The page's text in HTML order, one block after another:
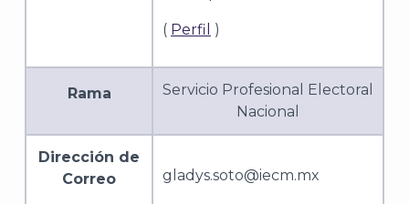
( Perfil )
Rama
Servicio Profesional Electoral
Nacional
Dirección de
Correo
gladys.soto@iecm.mx